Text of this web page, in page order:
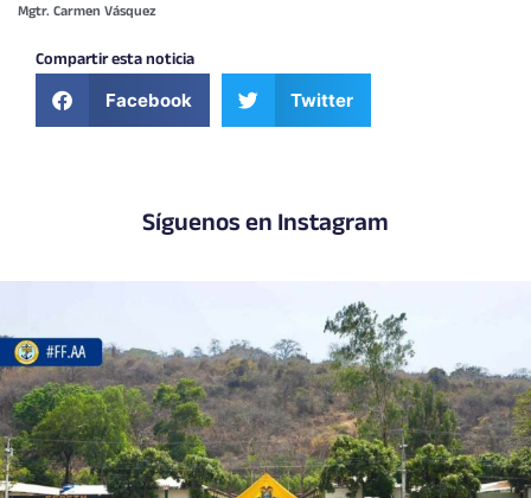
Mgtr. Carmen Vásquez
Compartir esta noticia
Facebook Twitter
Síguenos en Instagram